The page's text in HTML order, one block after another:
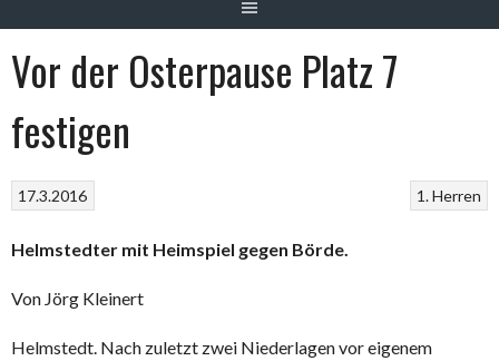
Vor der Osterpause Platz 7
festigen
1. Herren
17.3.2016
Helmstedter mit Heimspiel gegen Börde.
Von Jörg Kleinert
Helmstedt. Nach zuletzt zwei Niederlagen vor eigenem